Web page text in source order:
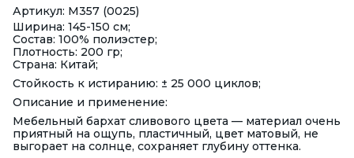
Артикул: M357 (0025)
Ширина: 145-150 см;
Состав: 100% полиэстер;
Плотность: 200 гр;
Страна: Китай;
Стойкость к истиранию: ± 25 000 циклов;
Описание и применение:
Мебельный бархат сливового цвета — материал очень
приятный на ощупь, пластичный, цвет матовый, не
выгорает на солнце, сохраняет глубину оттенка.